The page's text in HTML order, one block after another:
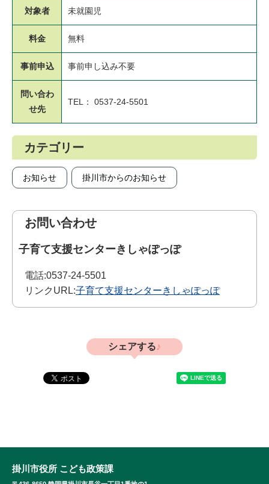
対象者 未就園児
料金 無料
事前申込 事前申し込み不要
問い合わ
せ先
TEL： 0537-24-5501
カテゴリー
お知らせ 掛川市からのお知らせ
お問い合わせ
子育て支援センターきしゃぽっぽ
電話:0537-24-5501
リンクURL:子育て支援センターきしゃぽっぽ
シェアする
掛川市役所 こども政策課